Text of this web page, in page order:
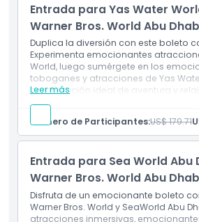
Acceso ilimitado durante todo el
shows y entretenimientos en
Entrada para Yas Water
Warner Bros. World Abu
Duplica la diversión con este boleto
Experimenta emocionantes
World, luego sumérgete en los
toboganes y atracciones de Yas
combinación ideal de aventura y
las edades en Abu Dhabi.
Leer más
Boleto de entrada de un día a Yas
Warner Bros. World Abu Dhabi
Acceso ilimitado todo el día a
espectáculos y actividades en
Número de Participantes:US$ 179.71
Entrada para Sea World Abu
Warner Bros. World Abu
Disfruta de un emocionante boleto
Warner Bros. World y SeaWorld Abu
atracciones inmersivas,